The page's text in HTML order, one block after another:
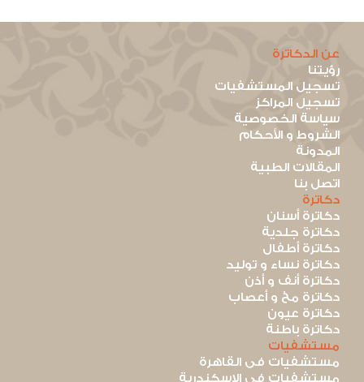
عن الدكاترة
رؤيتنا
تسجيل المستشفيات
تسجيل المراكز
سياسة الخصوصية
الشروط و الأحكام
المدونة
المقالات الطبية
اتصل بنا
دكاترة
دكاترة أسنان
دكاترة جلدية
دكاترة أطفال
دكاترة نساء و توليد
دكاترة أنف و أذن
دكاترة مخ و أعصاب
دكاترة عيون
دكاترة باطنة
مستشفيات
مستشفيات فى القاهرة
مستشفيات فى الاسكندرية